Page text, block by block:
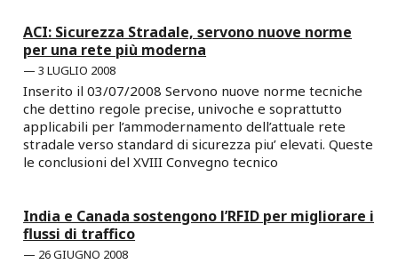
ACI: Sicurezza Stradale, servono nuove norme
per una rete più moderna
3 LUGLIO 2008
Inserito il 03/07/2008 Servono nuove norme tecniche
che dettino regole precise, univoche e soprattutto
applicabili per l’ammodernamento dell’attuale rete
stradale verso standard di sicurezza piu’ elevati. Queste
le conclusioni del XVIII Convegno tecnico
India e Canada sostengono l’RFID per migliorare i
flussi di traffico
26 GIUGNO 2008